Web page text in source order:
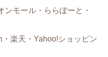
ンモール・ららぽーと・
楽天・Yahoo!ショッピン